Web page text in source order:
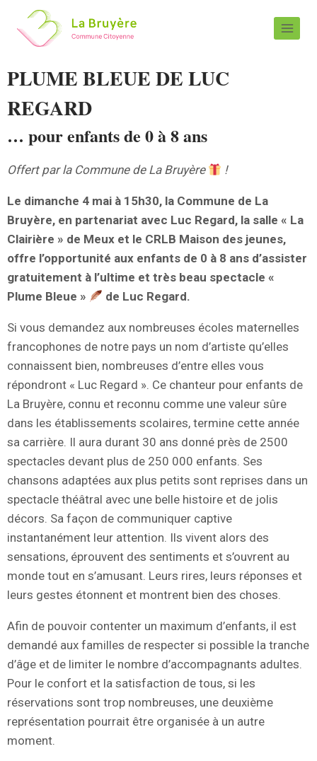
PLUME BLEUE DE LUC
REGARD
… pour enfants de 0 à 8 ans
Offert par la Commune de La Bruyère !
Le dimanche 4 mai à 15h30, la Commune de La
Bruyère, en partenariat avec Luc Regard, la salle « La
Clairière » de Meux et le CRLB Maison des jeunes,
offre l’opportunité aux enfants de 0 à 8 ans d’assister
gratuitement à l’ultime et très beau spectacle «
Plume Bleue »
de Luc Regard.
Si vous demandez aux nombreuses écoles maternelles
francophones de notre pays un nom d’artiste qu’elles
connaissent bien, nombreuses d’entre elles vous
répondront « Luc Regard ». Ce chanteur pour enfants de
La Bruyère, connu et reconnu comme une valeur sûre
dans les établissements scolaires, termine cette année
sa carrière. Il aura durant 30 ans donné près de 2500
spectacles devant plus de 250 000 enfants. Ses
chansons adaptées aux plus petits sont reprises dans un
spectacle théâtral avec une belle histoire et de jolis
décors. Sa façon de communiquer captive
instantanément leur attention. Ils vivent alors des
sensations, éprouvent des sentiments et s’ouvrent au
monde tout en s’amusant. Leurs rires, leurs réponses et
leurs gestes étonnent et montrent bien des choses.
Afin de pouvoir contenter un maximum d’enfants, il est
demandé aux familles de respecter si possible la tranche
d’âge et de limiter le nombre d’accompagnants adultes.
Pour le confort et la satisfaction de tous, si les
réservations sont trop nombreuses, une deuxième
représentation pourrait être organisée à un autre
moment.